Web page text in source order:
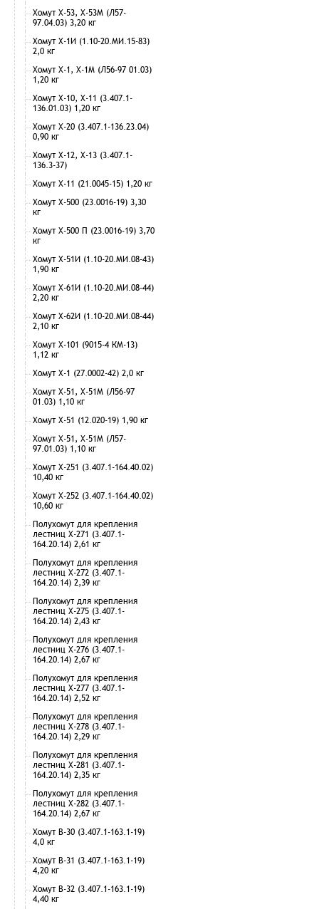
Хомут Х-53, Х-53М (Л57-
97.04.03) 3,20 кг
Хомут Х-1И (1.10-20.МИ.15-83)
2,0 кг
Хомут Х-1, Х-1М (Л56-97 01.03)
1,20 кг
Хомут Х-10, Х-11 (3.407.1-
136.01.03) 1,20 кг
Хомут Х-20 (3.407.1-136.23.04)
0,90 кг
Хомут Х-12, Х-13 (3.407.1-
136.3-37)
Хомут Х-11 (21.0045-15) 1,20 кг
Хомут Х-500 (23.0016-19) 3,30
кг
Хомут Х-500 П (23.0016-19) 3,70
кг
Хомут Х-51И (1.10-20.МИ.08-43)
1,90 кг
Хомут Х-61И (1.10-20.МИ.08-44)
2,20 кг
Хомут Х-62И (1.10-20.МИ.08-44)
2,10 кг
Хомут Х-101 (9015-4 КМ-13)
1,12 кг
Хомут Х-1 (27.0002-42) 2,0 кг
Хомут Х-51, Х-51М (Л56-97
01.03) 1,10 кг
Хомут Х-51 (12.020-19) 1,90 кг
Хомут Х-51, Х-51М (Л57-
97.01.03) 1,10 кг
Хомут Х-251 (3.407.1-164.40.02)
10,40 кг
Хомут Х-252 (3.407.1-164.40.02)
10,60 кг
Полухомут для крепления
лестниц Х-271 (3.407.1-
164.20.14) 2,61 кг
Полухомут для крепления
лестниц Х-272 (3.407.1-
164.20.14) 2,39 кг
Полухомут для крепления
лестниц Х-275 (3.407.1-
164.20.14) 2,43 кг
Полухомут для крепления
лестниц Х-276 (3.407.1-
164.20.14) 2,67 кг
Полухомут для крепления
лестниц Х-277 (3.407.1-
164.20.14) 2,52 кг
Полухомут для крепления
лестниц Х-278 (3.407.1-
164.20.14) 2,29 кг
Полухомут для крепления
лестниц Х-281 (3.407.1-
164.20.14) 2,35 кг
Полухомут для крепления
лестниц Х-282 (3.407.1-
164.20.14) 2,67 кг
Хомут В-30 (3.407.1-163.1-19)
4,0 кг
Хомут В-31 (3.407.1-163.1-19)
4,20 кг
Хомут В-32 (3.407.1-163.1-19)
4,40 кг